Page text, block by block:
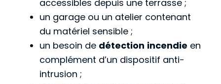
accessibles depuis une terrasse ;
un garage ou un atelier contenant
du matériel sensible ;
un besoin de détection incendie en
complément d’un dispositif anti-
intrusion ;